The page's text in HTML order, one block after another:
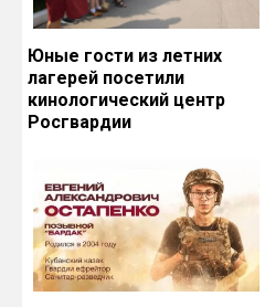
Юные гости из летних
лагерей посетили
кинологический центр
Росгвардии